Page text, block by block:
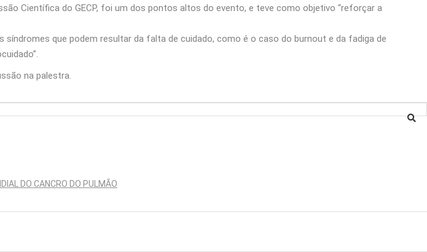
Científica do GECP, foi um dos pontos altos do evento, e teve como objetivo “reforçar a
que podem resultar da falta de cuidado, como é o caso do burnout e da fadiga de
na palestra.
DO CANCRO DO PULMÃO